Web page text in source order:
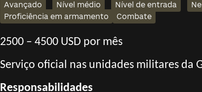
Avançado Nível médio Nível de entrada
Proficiência em armamento
Combate
2500 – 4500 USD por mês
Serviço oficial nas unidades militares da
Responsabilidades